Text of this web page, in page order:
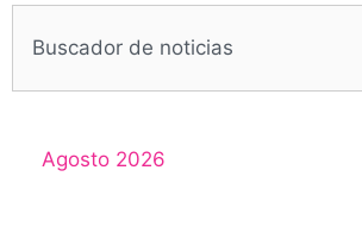
Agosto 2026